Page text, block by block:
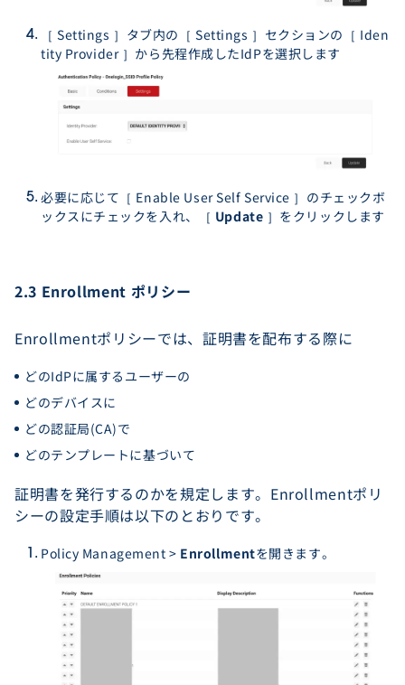
［ Settings ］タブ内の［ Settings ］セクションの［ Iden
tity Provider ］から先程作成したIdPを選択します
必要に応じて［ Enable User Self Service ］のチェックボ
ックスにチェックを入れ、［ Update ］をクリックします
2.3 Enrollment ポリシー
Enrollmentポリシーでは、証明書を配布する際に
どのIdPに属するユーザーの
どのデバイスに
どの認証局(CA)で
どのテンプレートに基づいて
証明書を発行するのかを規定します。Enrollmentポリ
シーの設定手順は以下のとおりです。
Policy Management > Enrollmentを開きます。